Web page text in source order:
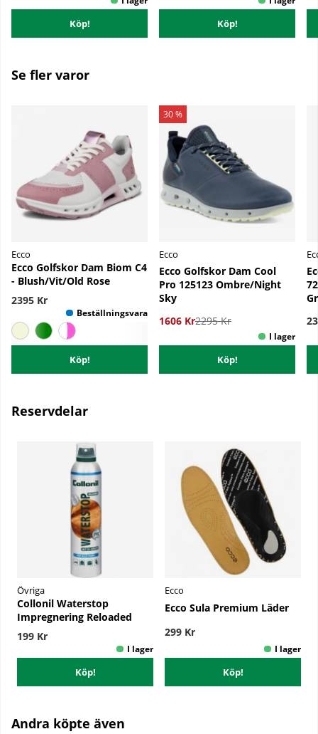
Köp! Köp!
Se fler varor
Ecco
Ecco Golfskor Dam Biom C4
- Blush/Vit/Old Rose
2395 Kr
Köp!
30 %
Ecco
Ecco Golfskor Dam Cool
Pro 125123 Ombre/Night
Sky
1606 Kr2295 Kr
Köp!
Reservdelar
Övriga
Collonil Waterstop
Impregnering Reloaded
199 Kr
Köp!
Ecco
Ecco Sula Premium Läder
299 Kr
Köp!
Andra köpte även